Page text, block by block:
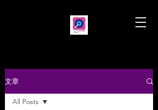
文章
All Posts